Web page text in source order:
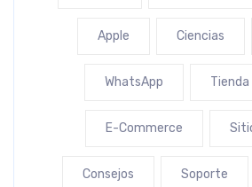
Apple Ciencias
WhatsApp Tienda
E-Commerce
Consejos Soporte